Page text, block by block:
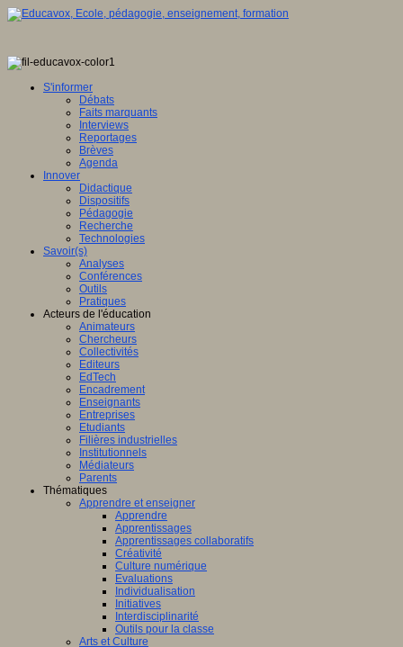
S'informer
Débats
Faits marquants
Interviews
Reportages
Brèves
Agenda
Innover
Didactique
Dispositifs
Pédagogie
Recherche
Technologies
Savoir(s)
Analyses
Conférences
Outils
Pratiques
Acteurs de l'éducation
Animateurs
Chercheurs
Collectivités
Editeurs
EdTech
Encadrement
Enseignants
Entreprises
Etudiants
Filières industrielles
Institutionnels
Médiateurs
Parents
Thématiques
Apprendre et enseigner
Apprendre
Apprentissages
Apprentissages collaboratifs
Créativité
Culture numérique
Evaluations
Individualisation
Initiatives
Interdisciplinarité
Outils pour la classe
Arts et Culture